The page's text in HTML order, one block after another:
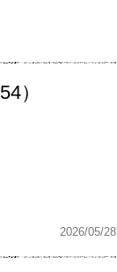
）
2026/05/28